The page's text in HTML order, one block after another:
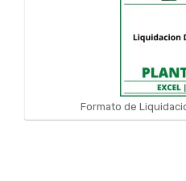
Formato de